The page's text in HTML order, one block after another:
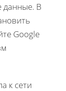
данные. В
Google
к сети